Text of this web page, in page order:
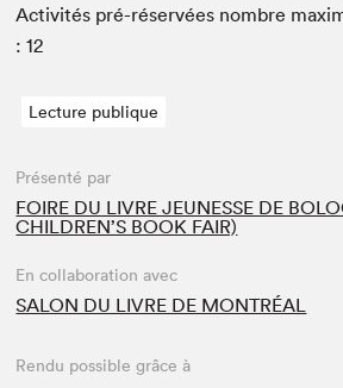
Activ­ités pré-réservées nom­bre
:12
Lecture publique
Présenté par
FOIRE DU LIVRE JEUNESSE DE
CHILDREN’S BOOK FAIR)
En collaboration avec
SALON DU LIVRE DE MONTRÉAL
Rendu possible grâce à